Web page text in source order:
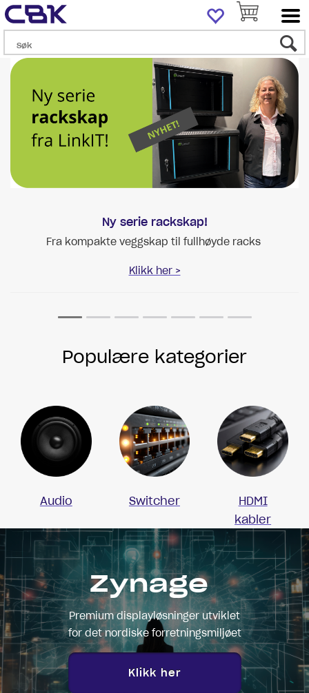
Ny serie rackskap!
Fra kompakte veggskap til fullhøyde racks
Klikk her >
Populære kategorier
Audio Switcher
HDMI
kabler
Zynage
Premium displayløsninger utviklet
for det nordiske forretningsmiljøet
Klikk her